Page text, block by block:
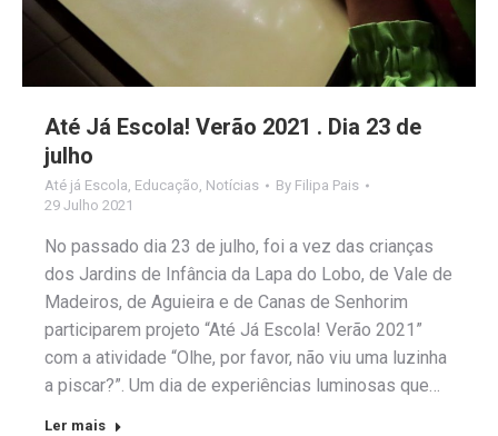
Até Já Escola! Verão 2021 . Dia 23 de
julho
Até já Escola Educação Notícias By Filipa Pais
29 Julho 2021
No passado dia 23 de julho, foi a vez das crianças
dos Jardins de Infância da Lapa do Lobo, de Vale de
Madeiros, de Aguieira e de Canas de Senhorim
participarem projeto “Até Já Escola! Verão 2021”
com a atividade “Olhe, por favor, não viu uma luzinha
a piscar?”. Um dia de experiências luminosas que…
Ler mais